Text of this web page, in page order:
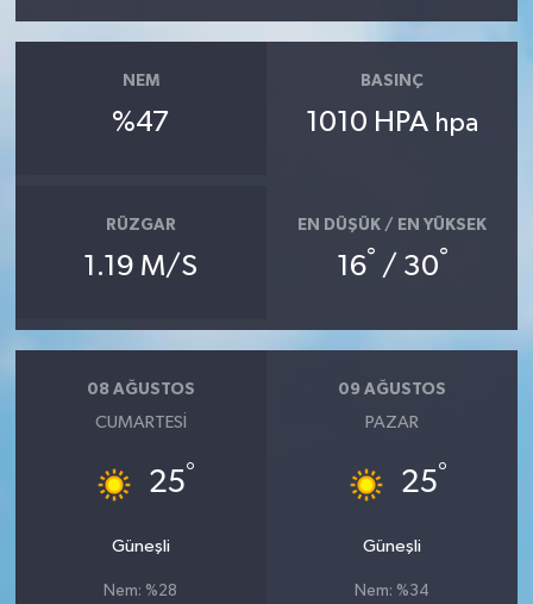
NEM
%47
BASINÇ
1010 HPA hpa
RÜZGAR
1.19 M/S
EN DÜŞÜK / EN YÜKSEK
16° / 30°
08 AĞUSTOS
CUMARTESI
25°
Güneşli
Nem: %28
09 AĞUSTOS
PAZAR
25°
Güneşli
Nem: %34